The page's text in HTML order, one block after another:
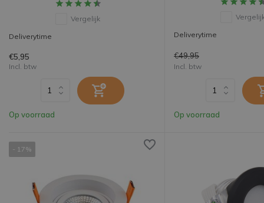
Vergelijk
Deliverytime
€5,95
Incl. btw
Op voorraad
Deliverytime
€49,95
Incl. btw
Op voorraad
- 17%